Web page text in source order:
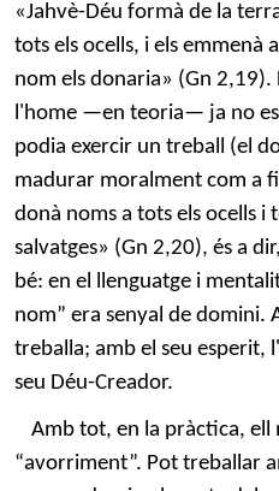
«Jahvè-Déu formà de la
tots els ocells, i els emmenà
nom els donaria» (Gn
l'home —en teoria— ja no
podia exercir un treball (el
madurar moralment com a
donà noms a tots els ocells i
salvatges» (Gn 2,20), és a
bé: en el llenguatge i
nom” era senyal de domini.
treballa; amb el seu esperit,
seu Déu-Creador.
Amb tot, en la pràctica, ell
“avorriment”. Pot treballar